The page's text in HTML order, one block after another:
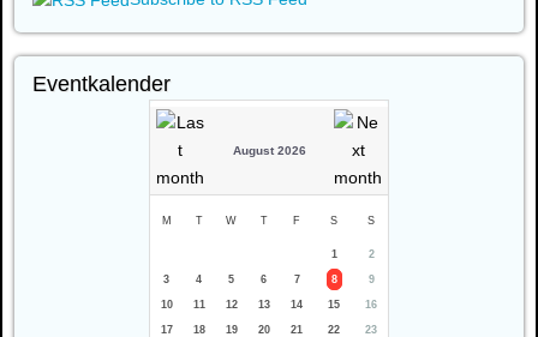
Eventkalender
August 2026
M T W T F S S
1 2
3 4 5 6 7 8 9
10 11 12 13 14 15 16
17 18 19 20 21 22 23